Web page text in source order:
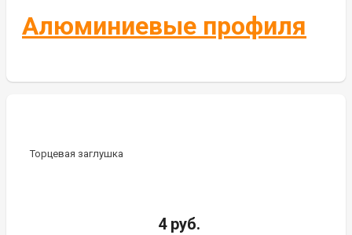
Алюминиевые профиля
Торцевая заглушка
4 руб.